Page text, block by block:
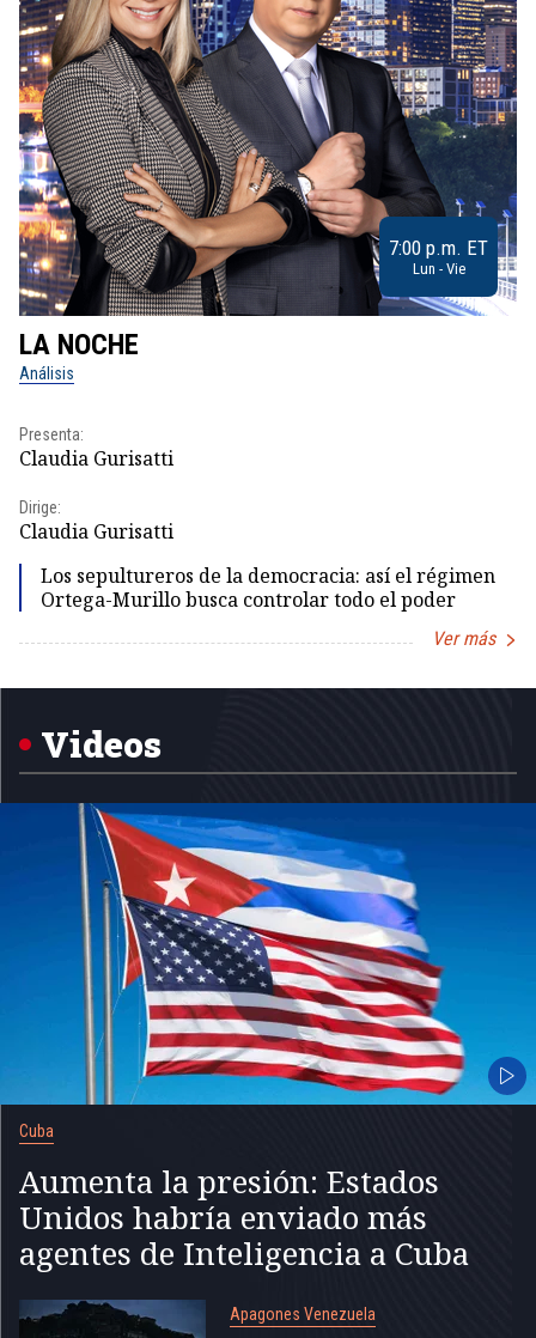
7:00 p.m. ET
Lun - Vie
LA NOCHE
Análisis
Presenta:
Claudia Gurisatti
Dirige:
Claudia Gurisatti
Los sepultureros de la democracia: así el régimen
Ortega-Murillo busca controlar todo el poder
Ver más
1
Videos
Cuba
Aumenta la presión: Estados
Unidos habría enviado más
agentes de Inteligencia a Cuba
Apagones Venezuela